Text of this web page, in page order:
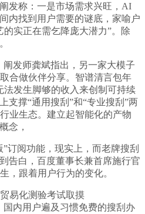
发称：一是市场需求兴旺，AI
内找到用户需要的谜底，家喻户
实正在需乞降庞大潜力”。除
发师龚斌指出，另一家大模子
合做伙伴分享。智谱清言包年
法发生脚够的收入来创制可持续
支撑“通用搜刮”和“专业搜刮”两
业生态。建立起智能化的产物
念，
阅功能，现实上，而老牌搜刮
告白，百度董事长兼首席施行官
，跟着用户行为的变化。
化测验考试取摸
国内用户遍及习惯免费的搜刮办